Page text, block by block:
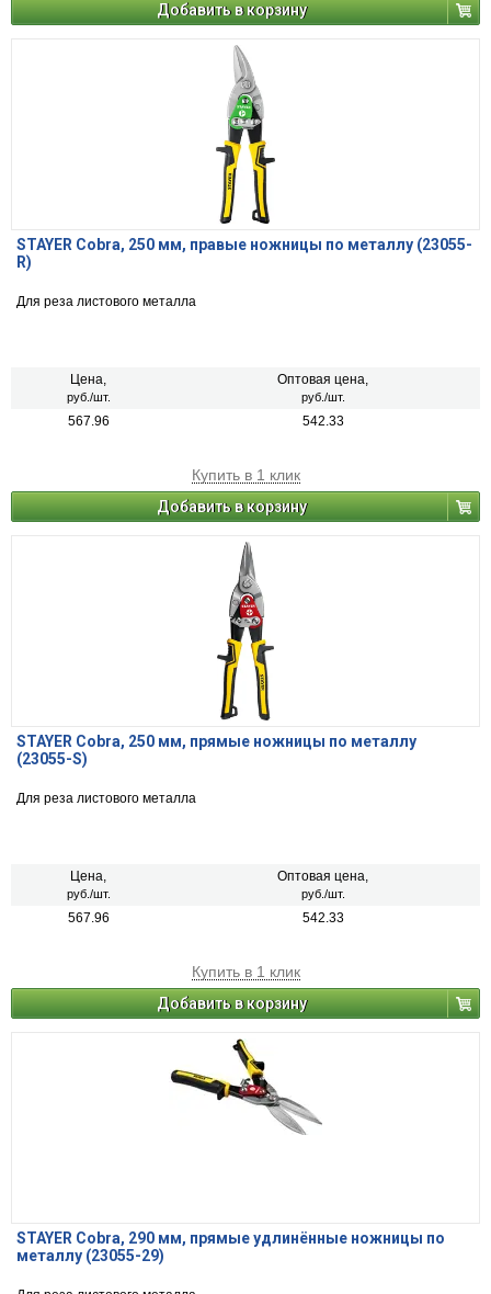
Добавить в корзину
STAYER Cobra, 250 мм, правые ножницы по металлу (23055-
R)
Для реза листового металла
Цена,
руб./шт.
Оптовая цена,
руб./шт.
567.96 542.33
Купить в 1 клик
Добавить в корзину
STAYER Cobra, 250 мм, прямые ножницы по металлу
(23055-S)
Для реза листового металла
Цена,
руб./шт.
Оптовая цена,
руб./шт.
567.96 542.33
Купить в 1 клик
Добавить в корзину
STAYER Cobra, 290 мм, прямые удлинённые ножницы по
металлу (23055-29)